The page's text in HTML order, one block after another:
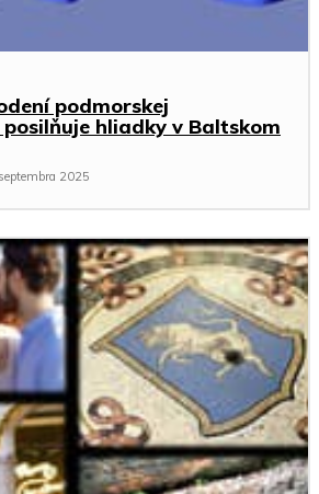
podmorskej
hliadky v Baltskom
2025